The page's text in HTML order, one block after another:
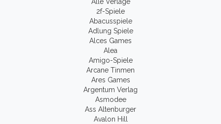
Alle Verlage
2f-Spiele
Abacusspiele
Adlung Spiele
Alces Games
Alea
Amigo-Spiele
Arcane Tinmen
Ares Games
Argentum Verlag
Asmodee
Ass Altenburger
Avalon Hill